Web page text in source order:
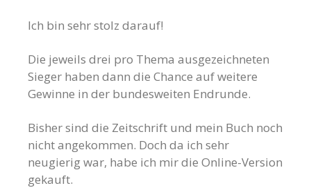
Ich bin sehr stolz darauf!
Die jeweils drei pro Thema ausgezeichneten
Sieger haben dann die Chance auf weitere
Gewinne in der bundesweiten Endrunde.
Bisher sind die Zeitschrift und mein Buch noch
nicht angekommen. Doch da ich sehr
neugierig war, habe ich mir die Online-Version
gekauft.